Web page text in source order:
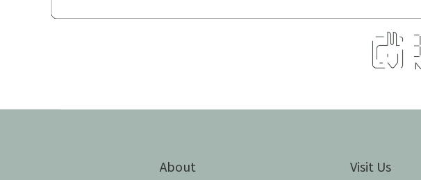
About Visit Us